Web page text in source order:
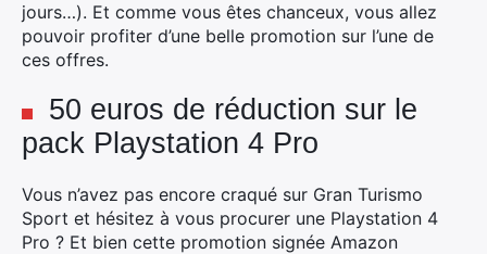
jours…). Et comme vous êtes chanceux, vous allez
pouvoir profiter d’une belle promotion sur l’une de
ces offres.
50 euros de réduction sur le
pack Playstation 4 Pro
Vous n’avez pas encore craqué sur Gran Turismo
Sport et hésitez à vous procurer une Playstation 4
Pro ? Et bien cette promotion signée Amazon